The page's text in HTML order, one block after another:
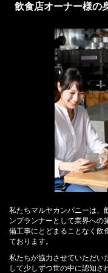
飲食店オーナー様の
私たちマルヤカンパニーは、
ンプランナーとして業界への
備工事にとどまることなく飲
ております。
私たちが協力させていただい
して少しずつ世の中に認知さ